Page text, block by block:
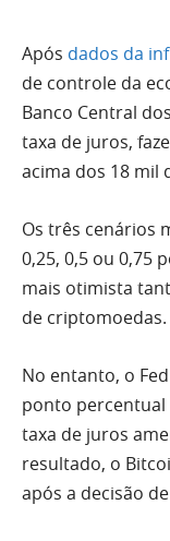
Após dados da
de controle da
Banco Central
taxa de juros,
acima dos 18 mil
Os três cenários
0,25, 0,5 ou 0,75
mais otimista
de criptomoedas.
No entanto, o
ponto percentual
taxa de juros
resultado, o
após a decisão